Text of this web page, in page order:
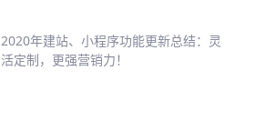
2020年建站、小程序功能更新总结：灵
活定制，更强营销力！